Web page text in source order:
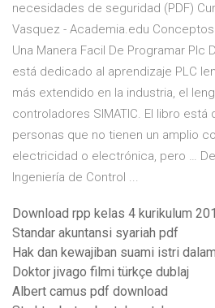
necesidades de seguridad (PDF)
Vasquez - Academia.edu
Una Manera Facil De Programar Plc
está dedicado al aprendizaje PLC
más extendido en la industria, el
controladores SIMATIC. El libro
personas que no tienen un amplio
electricidad o electrónica, pero …
Ingeniería de Control ...
Download rpp kelas 4 kurikulum
Standar akuntansi syariah pdf
Hak dan kewajiban suami istri
Doktor jivago filmi türkçe dublaj
Albert camus pdf download